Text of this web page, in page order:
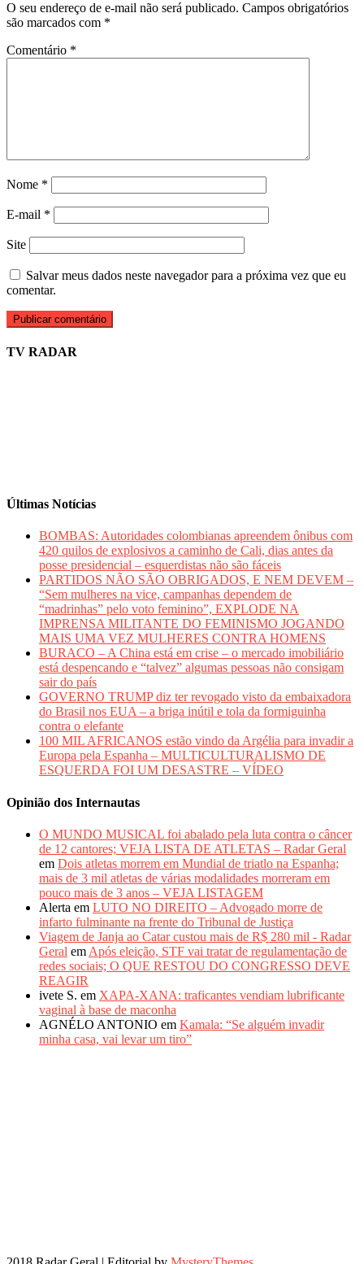
O seu endereço de e-mail não será publicado. Campos obrigatórios
são marcados com *
Comentário *
Nome *
E-mail *
Site
Salvar meus dados neste navegador para a próxima vez que eu
comentar.
TV RADAR
Últimas Notícias
BOMBAS: Autoridades colombianas apreendem ônibus com
420 quilos de explosivos a caminho de Cali, dias antes da
posse presidencial – esquerdistas não são fáceis
PARTIDOS NÃO SÃO OBRIGADOS, E NEM DEVEM –
“Sem mulheres na vice, campanhas dependem de
“madrinhas” pelo voto feminino”, EXPLODE NA
IMPRENSA MILITANTE DO FEMINISMO JOGANDO
MAIS UMA VEZ MULHERES CONTRA HOMENS
BURACO – A China está em crise – o mercado imobiliário
está despencando e “talvez” algumas pessoas não consigam
sair do país
GOVERNO TRUMP diz ter revogado visto da embaixadora
do Brasil nos EUA – a briga inútil e tola da formiguinha
contra o elefante
100 MIL AFRICANOS estão vindo da Argélia para invadir a
Europa pela Espanha – MULTICULTURALISMO DE
ESQUERDA FOI UM DESASTRE – VÍDEO
Opinião dos Internautas
O MUNDO MUSICAL foi abalado pela luta contra o câncer
de 12 cantores; VEJA LISTA DE ATLETAS – Radar Geral
em Dois atletas morrem em Mundial de triatlo na Espanha;
mais de 3 mil atletas de várias modalidades morreram em
pouco mais de 3 anos – VEJA LISTAGEM
Alerta em LUTO NO DIREITO – Advogado morre de
infarto fulminante na frente do Tribunal de Justiça
Viagem de Janja ao Catar custou mais de R$ 280 mil - Radar
Geral em Após eleição, STF vai tratar de regulamentação de
redes sociais; O QUE RESTOU DO CONGRESSO DEVE
REAGIR
ivete S. em XAPA-XANA: traficantes vendiam lubrificante
vaginal à base de maconha
AGNÉLO ANTONIO em Kamala: “Se alguém invadir
minha casa, vai levar um tiro”